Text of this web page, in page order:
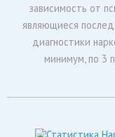
зависимость от
являющиеся
диагностики
минимум, по 3